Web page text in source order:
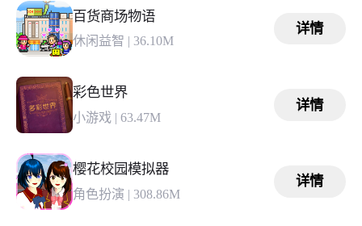
百货商场物语
休闲益智 | 36.10M
详情
彩色世界
小游戏| 63.47M
详情
樱花校园模拟器
角色扮演 | 308.86M
详情